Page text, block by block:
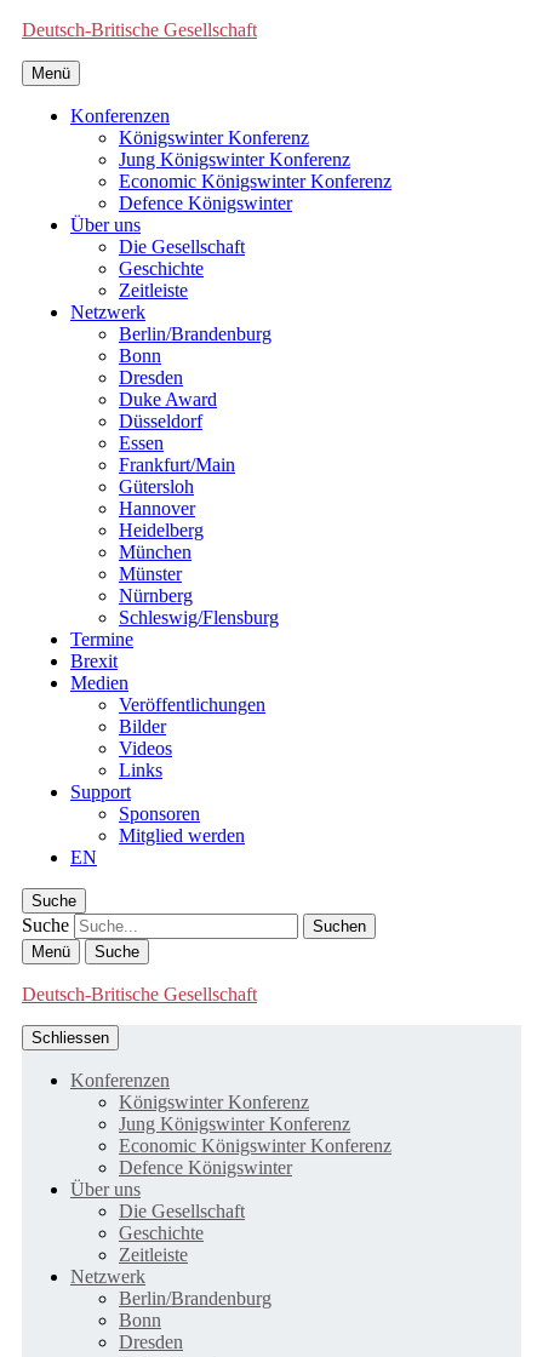
Deutsch-Britische Gesellschaft
Menü
Konferenzen
Königswinter Konferenz
Jung Königswinter Konferenz
Economic Königswinter Konferenz
Defence Königswinter
Über uns
Die Gesellschaft
Geschichte
Zeitleiste
Netzwerk
Berlin/Brandenburg
Bonn
Dresden
Duke Award
Düsseldorf
Essen
Frankfurt/Main
Gütersloh
Hannover
Heidelberg
München
Münster
Nürnberg
Schleswig/Flensburg
Termine
Brexit
Medien
Veröffentlichungen
Bilder
Videos
Links
Support
Sponsoren
Mitglied werden
EN
Suche
Suche
Menü Suche
Deutsch-Britische Gesellschaft
Schliessen
Konferenzen
Königswinter Konferenz
Jung Königswinter Konferenz
Economic Königswinter Konferenz
Defence Königswinter
Über uns
Die Gesellschaft
Geschichte
Zeitleiste
Netzwerk
Berlin/Brandenburg
Bonn
Dresden